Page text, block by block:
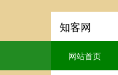
知客网
网站首页